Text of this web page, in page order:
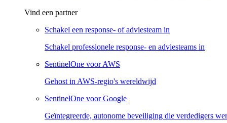
Vind een partner
Schakel een response- of adviesteam in
Schakel professionele response- en adviesteams in
SentinelOne voor AWS
Gehost in AWS-regio's wereldwijd
SentinelOne voor Google
Geïntegreerde, autonome beveiliging die verdedigers